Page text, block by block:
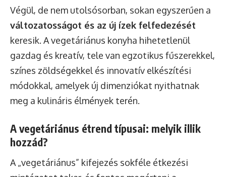
Végül, de nem utolsósorban, sokan egyszerűen a
változatosságot és az új ízek felfedezését
keresik. A vegetáriánus konyha hihetetlenül
gazdag és kreatív, tele van egzotikus fűszerekkel,
színes zöldségekkel és innovatív elkészítési
módokkal, amelyek új dimenziókat nyithatnak
meg a kulináris élmények terén.
A vegetáriánus étrend típusai: melyik illik
hozzád?
A „vegetáriánus” kifejezés sokféle étkezési